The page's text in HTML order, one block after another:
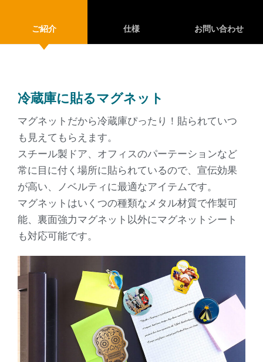
ご紹介 仕様 お問い合わせ
冷蔵庫に貼るマグネット
マグネットだから冷蔵庫ぴったり！貼られていつ
も見えてもらえます。
スチール製ドア、オフィスのパーテーションなど
常に目に付く場所に貼られているので、宣伝効果
が高い、ノベルティに最適なアイテムです。
マグネットはいくつの種類なメタル材質で作製可
能、裏面強力マグネット以外にマグネットシート
も対応可能です。